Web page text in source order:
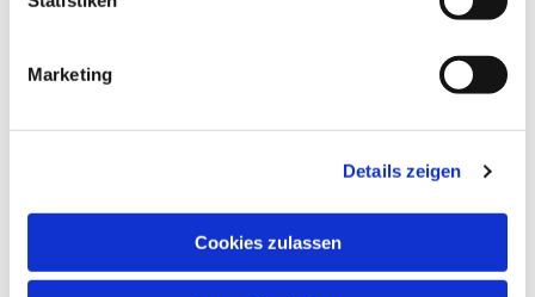
Marketing
Details zeigen
Cookies zulassen